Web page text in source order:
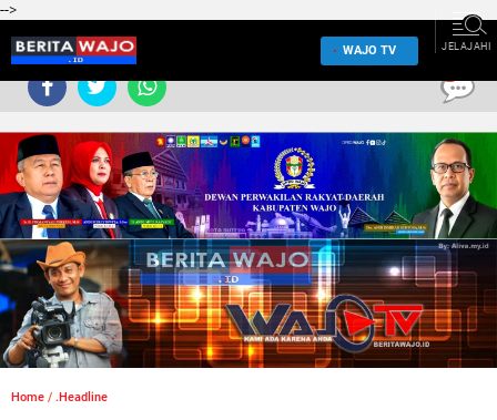
-->
WAJO TV JELAJAHI
Home / .Headline